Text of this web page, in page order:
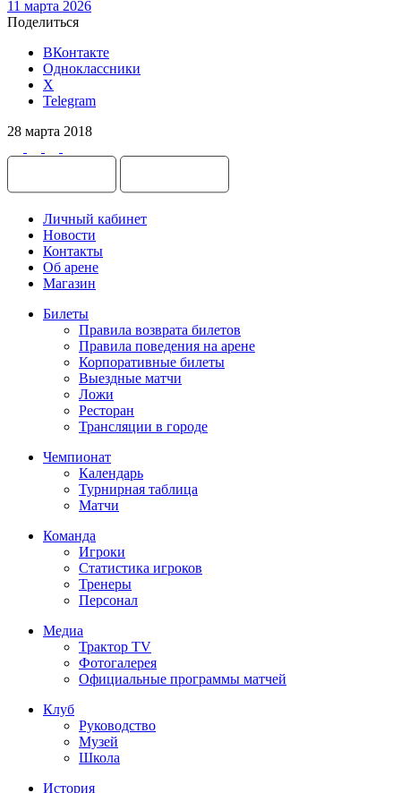
11 марта 2026
Поделиться
ВКонтакте
Одноклассники
X
Telegram
28 марта 2018
Личный кабинет
Новости
Контакты
Об арене
Магазин
Билеты
Правила возврата билетов
Правила поведения на арене
Корпоративные билеты
Выездные матчи
Ложи
Ресторан
Трансляции в городе
Чемпионат
Календарь
Турнирная таблица
Матчи
Команда
Игроки
Статистика игроков
Тренеры
Персонал
Медиа
Трактор TV
Фотогалерея
Официальные программы матчей
Клуб
Руководство
Музей
Школа
История